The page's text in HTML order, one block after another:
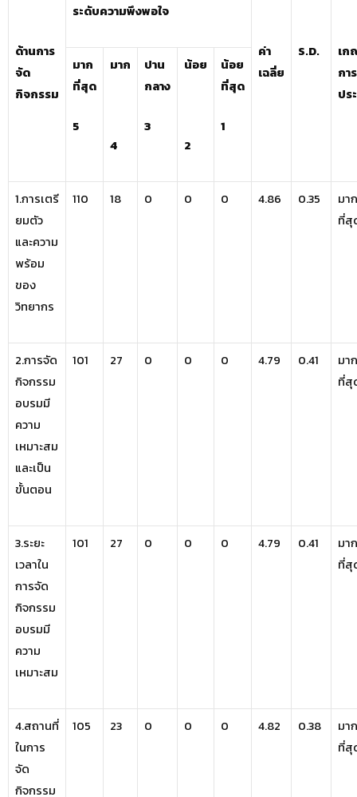
ด้านการ
จัด
กิจกรรม
ระดับความพึงพอใจ
ค่า
เฉลี่ย
S.D.
เก
การ
ปร
มาก
ที่สุด
5
มาก
4
ปาน
กลาง
3
น้อย
2
น้อย
ที่สุด
1
1.การเตรี
ยมตัว
และความ
พร้อม
ของ
วิทยากร
110 18 0 0 0 4.86 0.35
มาก
ที่สุ
2.การจัด
กิจกรรม
อบรมมี
ความ
เหมาะสม
และเป็น
ขั้นตอน
101 27 0 0 0 4.79 0.41
มาก
ที่สุ
3.ระยะ
เวลาใน
การจัด
กิจกรรม
อบรมมี
ความ
เหมาะสม
101 27 0 0 0 4.79 0.41
มาก
ที่สุ
4.สถานที่
ในการ
จัด
กิจกรรม
105 23 0 0 0 4.82 0.38
มาก
ที่สุ